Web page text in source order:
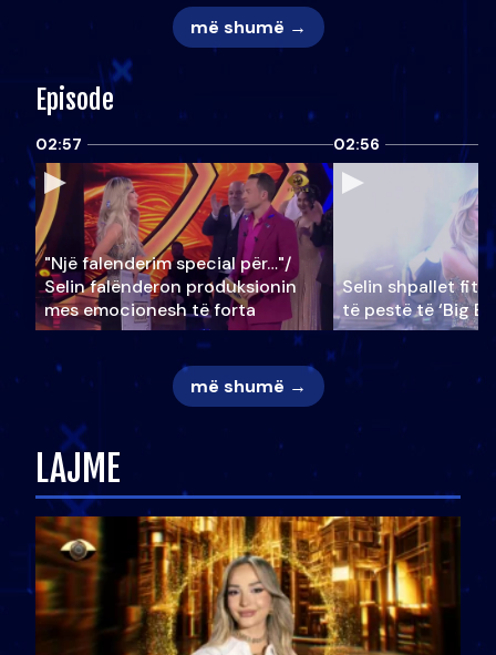
më shumë →
Episode
02:57
"Një falenderim special për…"/
Selin falënderon produksionin
mes emocionesh të forta
02:56
Selin shpallet
të pestë të ‘Big
më shumë →
LAJME